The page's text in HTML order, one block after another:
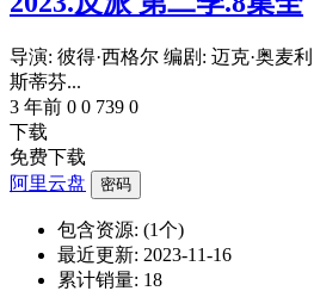
导演: 彼得·西格尔 编剧: 迈克·奥麦
斯蒂芬...
3 年前 0 0 739 0
下载
免费下载
阿里云盘
密码
包含资源: (1个)
最近更新: 2023-11-16
累计销量: 18